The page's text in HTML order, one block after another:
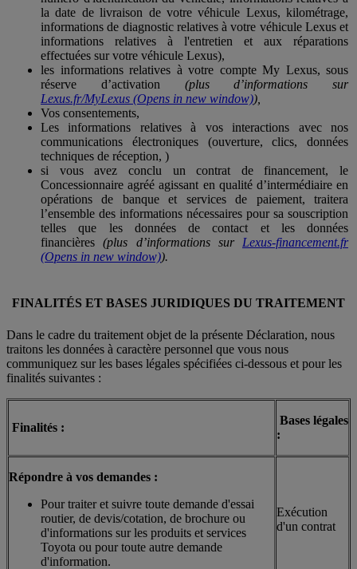
la date de livraison de votre véhicule Lexus, kilométrage,
informations de diagnostic relatives à votre véhicule Lexus et
informations relatives à l'entretien et aux réparations
effectuées sur votre véhicule Lexus),
les informations relatives à votre compte My Lexus, sous
réserve d’activation (plus d’informations sur
Lexus.fr/MyLexus (Opens in new window)),
Vos consentements,
Les informations relatives à vos interactions avec nos
communications électroniques (ouverture, clics, données
techniques de réception, )
si vous avez conclu un contrat de financement, le
Concessionnaire agréé agissant en qualité d’intermédiaire en
opérations de banque et services de paiement, traitera
l’ensemble des informations nécessaires pour sa souscription
telles que les données de contact et les données
financières(plus d’informations sur Lexus-financement.fr
(Opens in new window)).
FINALITÉS ET BASES JURIDIQUES DU TRAITEMENT
Dans le cadre du traitement objet de la présente Déclaration, nous
traitons les données à caractère personnel que vous nous
communiquez sur les bases légales spécifiées ci-dessous et pour les
finalités suivantes :
Finalités :
Bases légales
:
Répondre à vos demandes :
Pour traiter et suivre toute demande d'essai
routier, de devis/cotation, de brochure ou
d'informations sur les produits et services
Toyota ou pour toute autre demande
d'information.
Exécution
d'un contrat